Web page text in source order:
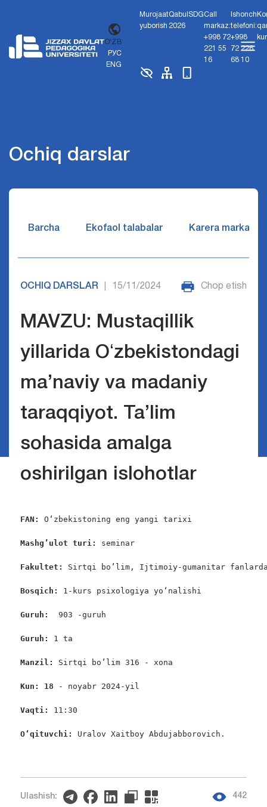
O'ZB
РУС
ENG
Murojaat
yuborish
Qabul
2026
SDGCall
markaz:
+998 72
221 55
16
Ishonch
telefoni:
+998
72 226
68 10
Ochiq darslar
Barcha Ekofaol talabalar Karera markazi
OCHIQ DARSLAR 15/11/2024 Chop etish
MAVZU: Mustaqillik
yillarida Oʻzbekistondagi
ma’naviy va madaniy
taraqqiyot. Ta’lim
sohasida amalga
oshirilgan islohotlar
FAN: O‘zbekistoning eng yangi tarixi
Mashg’ulot turi: seminar
Fakultet: Sirtqi bo’lim, Ijtimoiy-gumanitar
Bosqich: 1-kurs psixologiya yo‘nalishi
Guruh: 903 -guruh
Guruh: 1 ta
Manzil: Sirtqi bo’lim 316 - xona
Kun: 18 - noyabr 2024-yil
Vaqti: 11:30
O‘qituvchi: Uralov Xaitboy Abdujabborovich.
Ulashish: 442